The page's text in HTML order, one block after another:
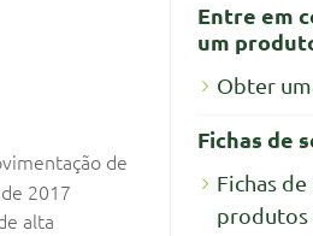
de
2017
alta
Entre em
um
Obter
Fichas de
Fichas
produtos